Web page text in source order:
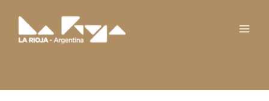
contenido